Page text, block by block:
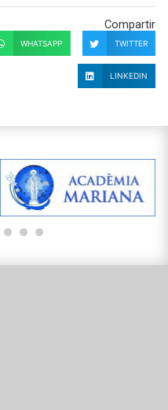
Compartir
WHATSAPP TWITTER
LINKEDIN